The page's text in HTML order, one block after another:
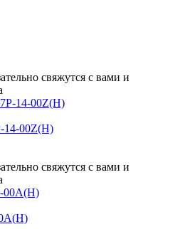
свяжутся с вами и
14-00Z(H)
свяжутся с вами и